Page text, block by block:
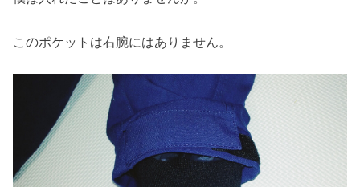
このポケットは右腕にはありません。